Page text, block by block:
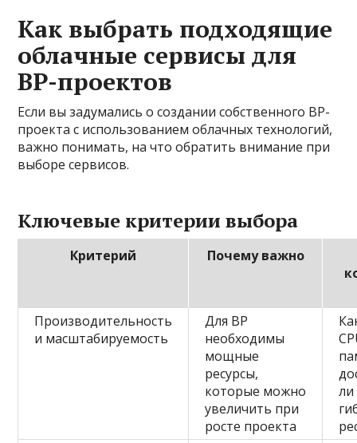
Как выбрать подходящие
облачные сервисы для
ВР-проектов
Если вы задумались о создании собственного ВР-
проекта с использованием облачных технологий,
важно понимать, на что обратить внимание при
выборе сервисов.
Ключевые критерии выбора
Критерий
Почему важно
Производительность
и масштабируемость
Для ВР
необходимы
мощные
ресурсы,
которые можно
увеличить при
росте проекта